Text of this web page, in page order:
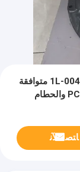
مجموعة مضخة كوماتسو الهيدروليكية 708-1L-00413 متوافقة
مع PC100 PC100L PC120 PC120SC PC130 والحطام
ﺎﺘﺼﻟ ﺍﻶﻧ